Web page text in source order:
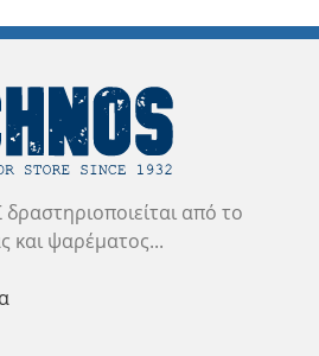
από το
και ψαρέματος...